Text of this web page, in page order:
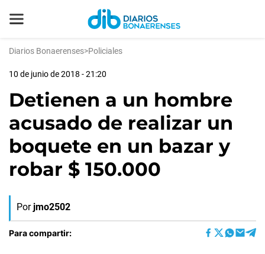
Diarios Bonaerenses>Policiales
10 de junio de 2018 - 21:20
Detienen a un hombre
acusado de realizar un
boquete en un bazar y
robar $ 150.000
Por jmo2502
Para compartir: